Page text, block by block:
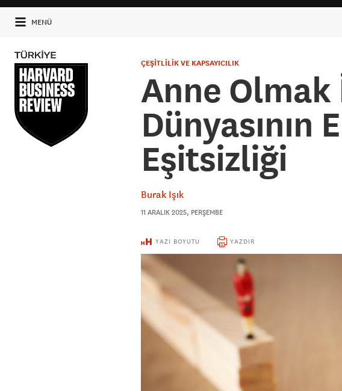
MENÜ
ÇEŞİTLİLİK VE KAPSAYICILIK
Anne Olmak
Dünyasının
Eşitsizliği
Burak Işık
11 ARALIK 2025, PERŞEMBE
YAZI BOYUTU YAZDIR